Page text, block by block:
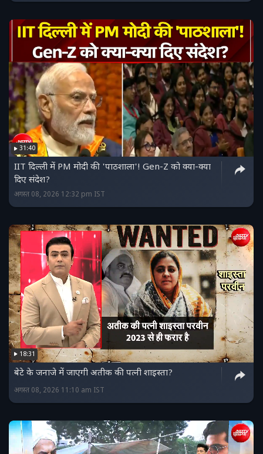
31:40
IIT दिल्ली में PM मोदी की 'पाठशाला'! Gen-Z को क्या-क्या
दिए संदेश?
अगस्त 08, 2026 12:32 pm IST
18:31
बेटे के जनाजे में जाएगी अतीक की पत्नी शाइस्ता?
अगस्त 08, 2026 11:10 am IST